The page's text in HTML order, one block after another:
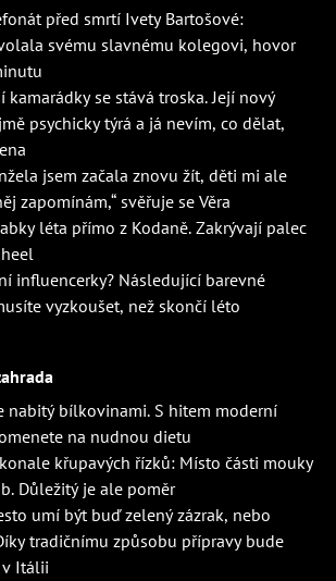
před smrtí Ivety Bartošové:
svému slavnému kolegovi, hovor
kamarádky se stává troska. Její nový
psychicky týrá a já nevím, co dělat,
jsem začala znovu žít, děti mi ale
zapomínám,“ svěřuje se Věra
léta přímo z Kodaně. Zakrývají palec
influencerky? Následující barevné
vyzkoušet, než skončí léto
nabitý bílkovinami. S hitem moderní
na nudnou dietu
křupavých řízků: Místo části mouky
Důležitý je ale poměr
umí být buď zelený zázrak, nebo
tradičnímu způsobu přípravy bude
Itálii